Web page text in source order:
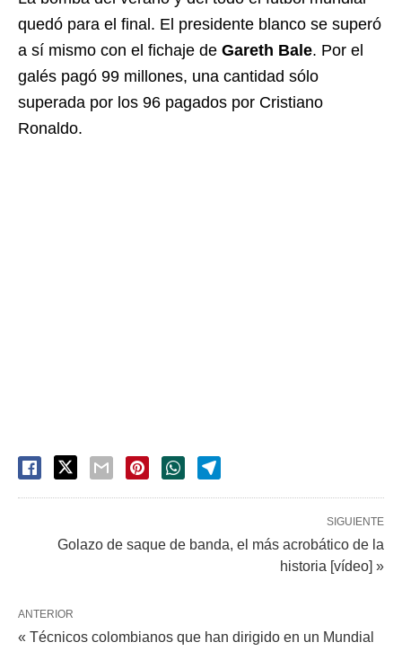
quedó para el final. El presidente blanco se superó
a sí mismo con el fichaje de Gareth Bale. Por el
galés pagó 99 millones, una cantidad sólo
superada por los 96 pagados por Cristiano
Ronaldo.
SIGUIENTE
Golazo de saque de banda, el más acrobático de la
historia [vídeo] »
ANTERIOR
« Técnicos colombianos que han dirigido en un Mundial